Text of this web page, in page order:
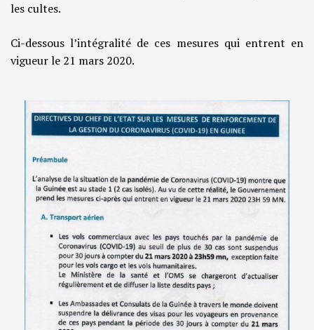
les cultes.
Ci-dessous l’intégralité de ces mesures qui entrent en
vigueur le 21 mars 2020.